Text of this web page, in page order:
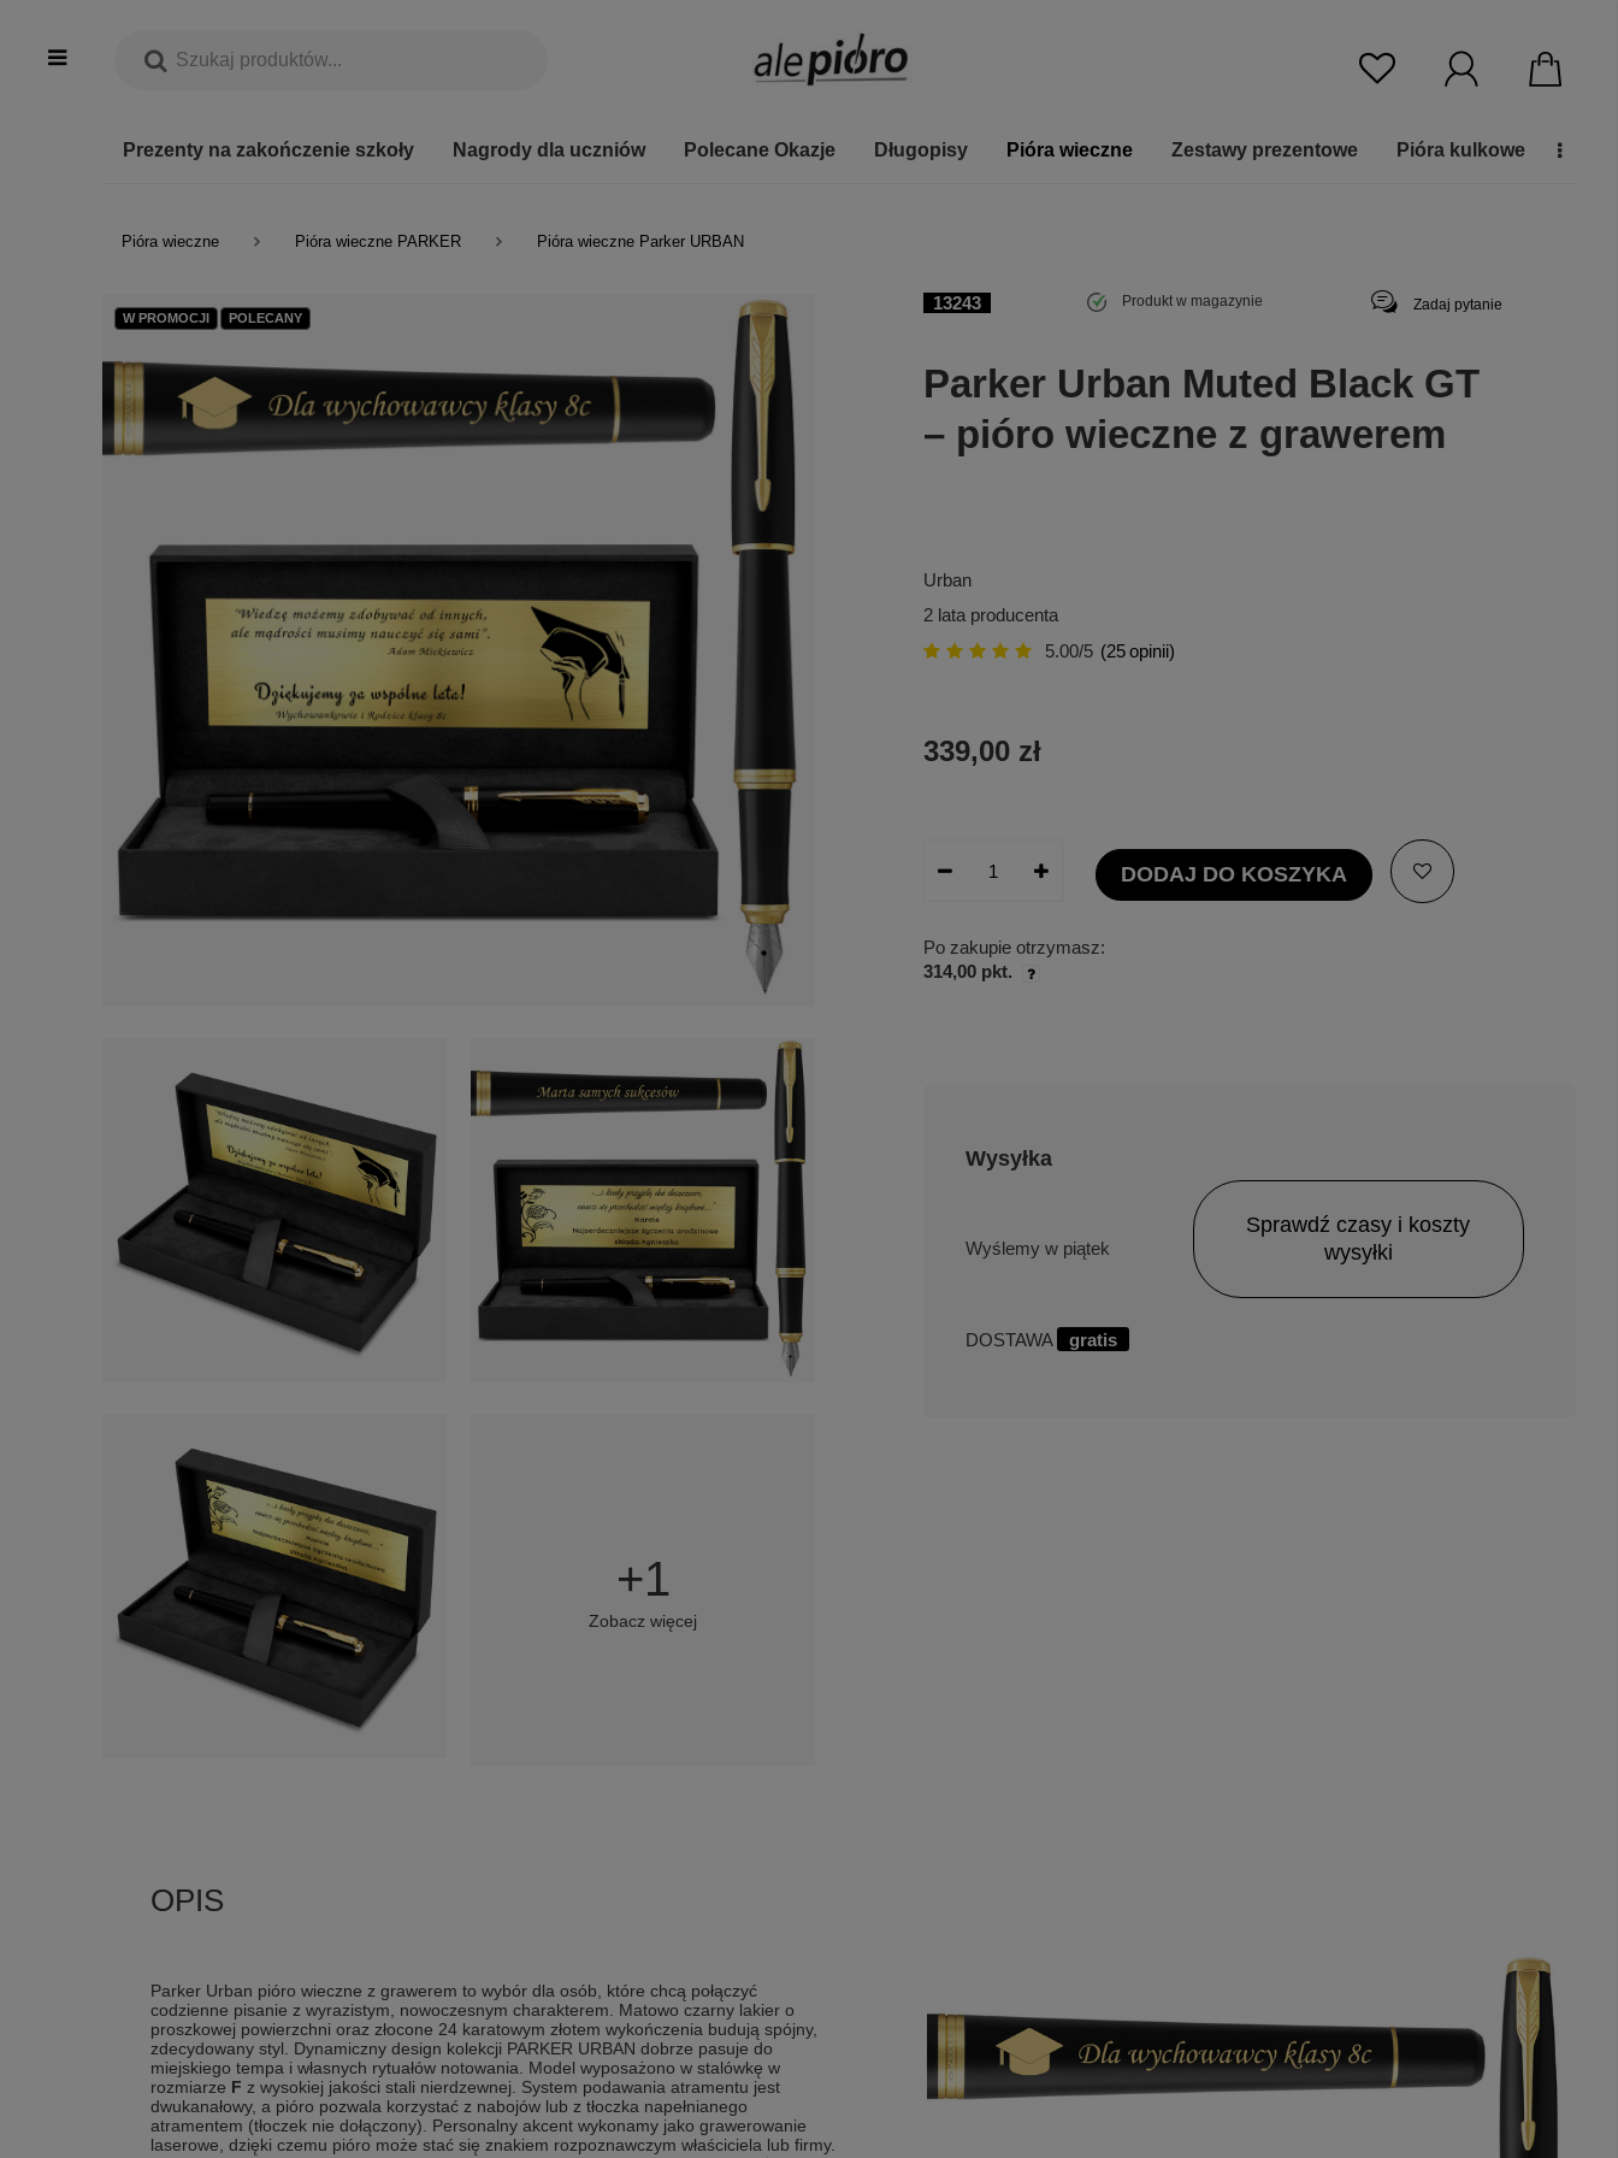
Prezenty na zakończenie szkoły Nagrody dla uczniów Polecane Okazje Długopisy Pióra wieczne Zestawy prezentowe Pióra kulkowe
Pióra wieczne Pióra wieczne PARKER Pióra wieczne Parker URBAN
+1
Zobacz więcej
W PROMOCJI POLECANY
13243 Produkt w magazynie Zadaj pytanie
Parker Urban Muted Black GT
– pióro wieczne z grawerem
Urban
2 lata producenta
5.00/5 (25opinii)
339,00 zł
DODAJ DO KOSZYKA
Po zakupie otrzymasz:
314,00 pkt.
Wysyłka
w piątek
DOSTAWA gratis
Sprawdź czasy i koszty
wysyłki
Parker Urban pióro wieczne z grawerem to wybór dla osób, które chcą połączyć
codzienne pisanie z wyrazistym, nowoczesnym charakterem. Matowo czarny lakier o
proszkowej powierzchni oraz złocone 24 karatowym złotem wykończenia budują spójny,
zdecydowany styl. Dynamiczny design kolekcji PARKER URBAN dobrze pasuje do
miejskiego tempa i własnych rytuałów notowania. Model wyposażono w stalówkę w
rozmiarze F z wysokiej jakości stali nierdzewnej. System podawania atramentu jest
dwukanałowy, a pióro pozwala korzystać z nabojów lub z tłoczka napełnianego
atramentem (tłoczek nie dołączony). Personalny akcent wykonamy jako grawerowanie
laserowe, dzięki czemu pióro może stać się znakiem rozpoznawczym właściciela lub firmy.